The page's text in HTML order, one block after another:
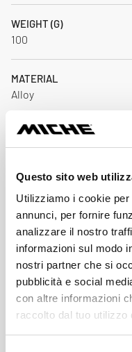
Questo sito web
Utilizziamo i cookie
annunci, per fornire
analizzare il nostro
informazioni sul modo
nostri partner che si
pubblicità e social
con altre informazioni
raccolto dal tuo utilizzo
WEIGHT (G)
100
MATERIAL
Alloy
AXLE MATERIAL
Steel
Download
Price List 2026
pdf 2.8MB
Miche Catalogue 2026
pdf 21.9MB